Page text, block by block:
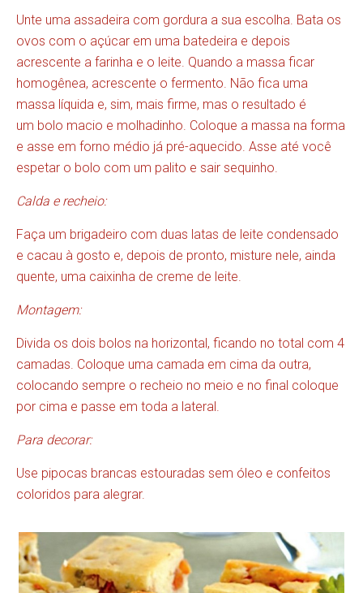
Unte uma assadeira com gordura a sua escolha. Bata os
ovos com o açúcar em uma batedeira e depois
acrescente a farinha e o leite. Quando a massa ficar
homogênea, acrescente o fermento. Não fica uma
massa líquida e, sim, mais firme, mas o resultado é
um bolo macio e molhadinho. Coloque a massa na forma
e asse em forno médio já pré-aquecido. Asse até você
espetar o bolo com um palito e sair sequinho.
Calda e recheio:
Faça um brigadeiro com duas latas de leite condensado
e cacau à gosto e, depois de pronto, misture nele, ainda
quente, uma caixinha de creme de leite.
Montagem:
Divida os dois bolos na horizontal, ficando no total com 4
camadas. Coloque uma camada em cima da outra,
colocando sempre o recheio no meio e no final coloque
por cima e passe em toda a lateral.
Para decorar:
Use pipocas brancas estouradas sem óleo e confeitos
coloridos para alegrar.